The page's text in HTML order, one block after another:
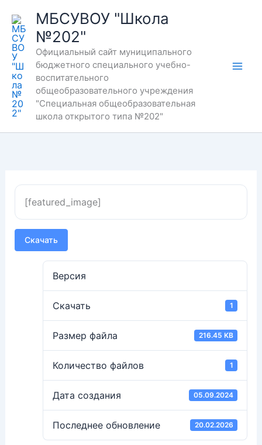
содержимому
МБСУВОУ "Школа
№202"
Официальный сайт муниципального
бюджетного специального учебно-
воспитательного
общеобразовательного учреждения
"Специальная общеобразовательная
школа открытого типа №202"
[featured_image]
Скачать
Версия
Скачать 1
Размер файла 216.45 KB
Количество файлов 1
Дата создания 05.09.2024
Последнее обновление 20.02.2026